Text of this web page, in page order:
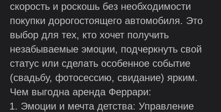
скорость и роскошь без необходимости
покупки дорогостоящего автомобиля. Это
выбор для тех, кто хочет получить
незабываемые эмоции, подчеркнуть свой
статус или сделать особенное событие
(свадьбу, фотосессию, свидание) ярким.
Чем выгодна аренда Феррари:
Эмоции и мечта детства: Управление